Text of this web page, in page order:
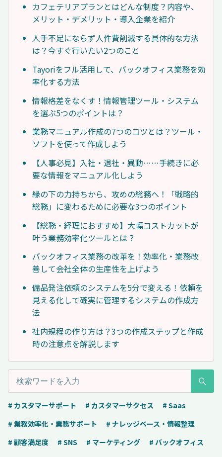
カフェテリアプランとはどんな制度？内容や、
メリット・デメリット・導入企業を紹介
人手不足にならず人件費削減する具体的な方法
は？今すぐ行いたい2つのこと
Tayoriをフル活用して、バックオフィス業務を効
率化する方法
情報格差をなくす！情報管理ツール・システム
を選ぶ5つのポイントは？
業務マニュアル作成の7つのコツとは？ツール・
ソフトを使って作成しよう
【人事必見】入社・退社・異動……手続きに必
要な情報をマニュアル化しよう
縁の下の力持ちから、攻めの総務へ！「戦略的
総務」に変わるために必要な3つのポイント
【総務・経理におすすめ】大幅コストカットが
叶う業務効率化ツールとは？
バックオフィス業務の改革を！効率化・業務改
善して会社全体の生産性を上げよう
備品発注依頼のシステムを5分で変える！依頼を
見える化して確実に管理するシステムの作成方
法
社内規程の作り方は？3つの作成ステップと作成
時の注意点を解説します
# カスタマーサポート # カスタマーサクセス
# Saas
# 業務効率化・業務サポート
# ナレッジベース・情報整理
# 顧客満足度
# SNS # マーケティング
# バックオフィス